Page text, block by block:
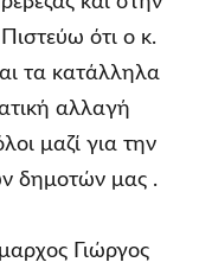
ότι ο κ.
τα κατάλληλα
αλλαγή
μαζί για την
δημοτών μας .
Γιώργος